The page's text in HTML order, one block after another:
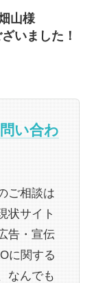
山様
いました！
い合わ
ご相談は
状サイト
告・宣伝
に関する
なんでも